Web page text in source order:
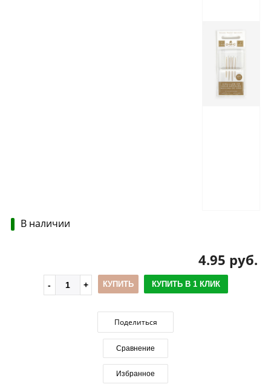
В наличии
4.95 руб.
КУПИТЬ КУПИТЬ В 1 КЛИК
Поделиться
Сравнение
Избранное